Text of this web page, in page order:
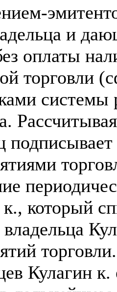
и
оплаты
торговли
системы
к., который
владельца
Кулагин